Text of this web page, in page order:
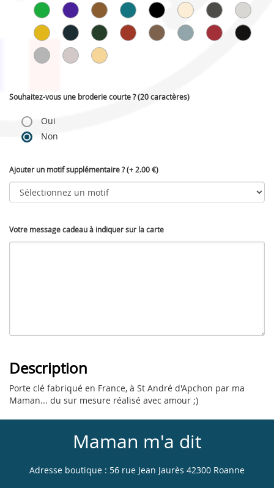
Souhaitez-vous une broderie courte ? (20 caractères)
Oui
Non
Ajouter un motif supplémentaire ? (+ 2.00 €)
Votre message cadeau à indiquer sur la carte
Description
Porte clé fabriqué en France, à St André d'Apchon par ma
Maman... du sur mesure réalisé avec amour ;)
Maman m'a dit
Adresse boutique : 56 rue Jean Jaurès 42300 Roanne